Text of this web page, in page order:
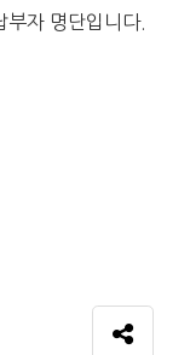
자 명단입니다.